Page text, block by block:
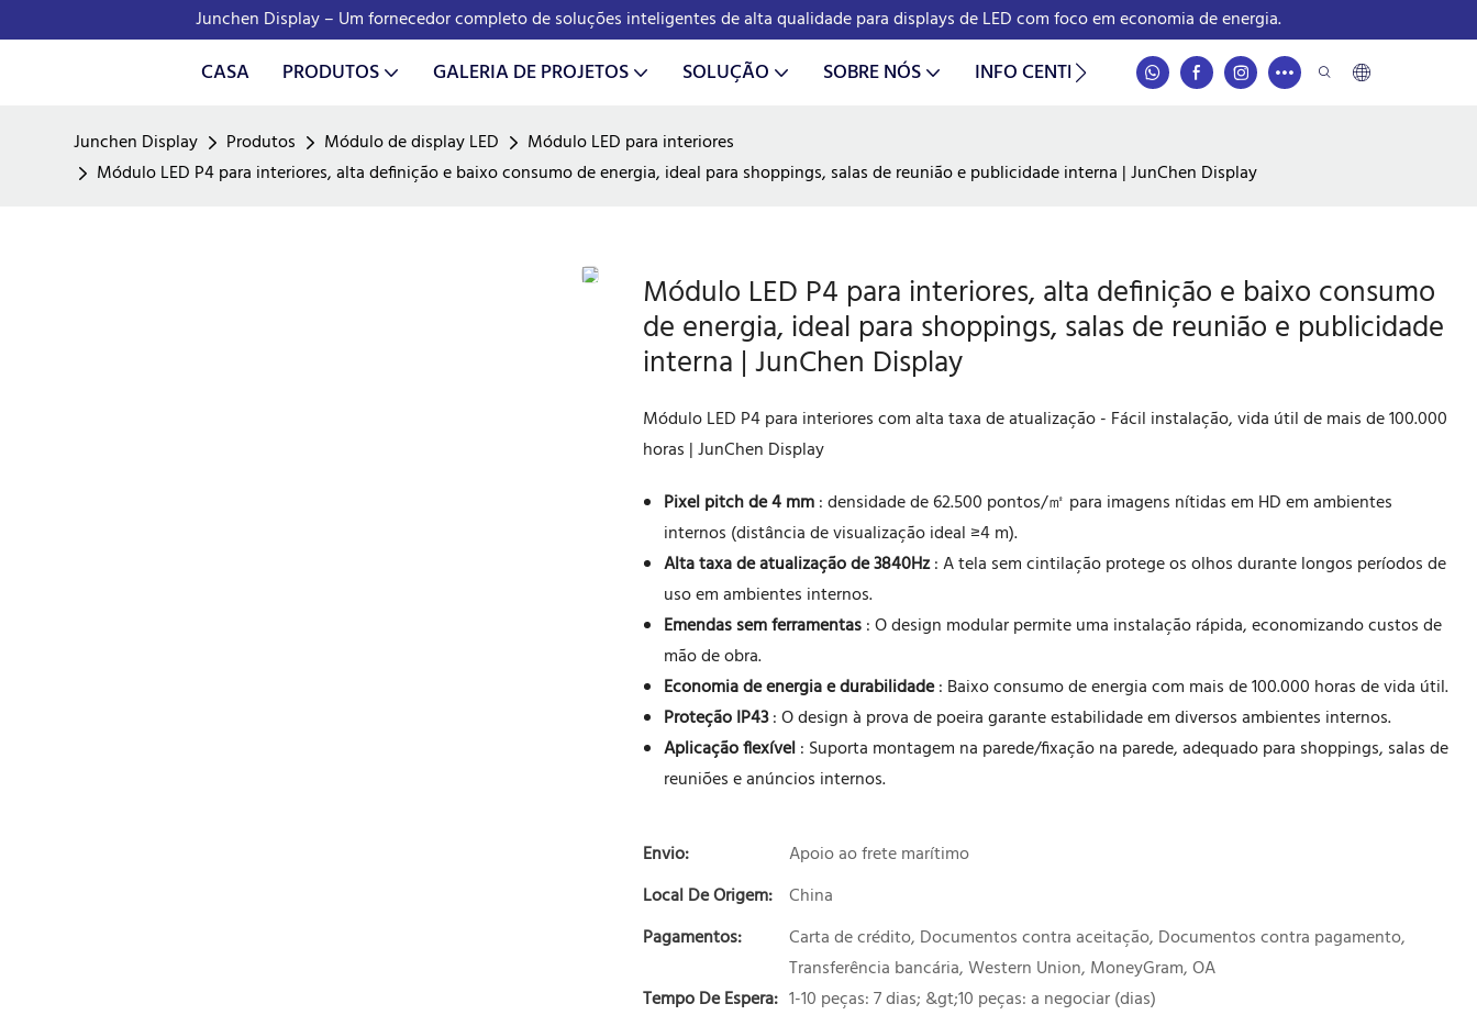
Junchen Display – Um fornecedor completo de soluções inteligentes de alta qualidade para displays de LED com foco em economia de energia.
CASA PRODUTOS GALERIA DE PROJETOS SOLUÇÃO SOBRE NÓS INFO CENTER CONTATO
Junchen Display Produtos Módulo de display LED
Módulo LED para interiores
Módulo LED P4 para interiores, alta definição e baixo consumo de energia, ideal para shoppings, salas de reunião e publicidade interna | JunChen Display
Módulo LED P4 para interiores, alta definição e baixo consumo
de energia, ideal para shoppings, salas de reunião e publicidade
interna | JunChen Display
Módulo LED P4 para interiores com alta taxa de atualização - Fácil instalação, vida útil de mais de 100.000
horas | JunChen Display
Pixel pitch de 4 mm: densidade de 62.500 pontos/㎡ para imagens nítidas em HD em ambientes
internos (distância de visualização ideal ≥4 m).
Alta taxa de atualização de 3840Hz: A tela sem cintilação protege os olhos durante longos períodos de
uso em ambientes internos.
Emendas sem ferramentas: O design modular permite uma instalação rápida, economizando custos de
mão de obra.
Economia de energia e durabilidade: Baixo consumo de energia com mais de 100.000 horas de vida útil.
Proteção IP43: O design à prova de poeira garante estabilidade em diversos ambientes internos.
Aplicação flexível: Suporta montagem na parede/fixação na parede, adequado para shoppings, salas de
reuniões e anúncios internos.
Envio:
Apoio ao frete marítimo
Local De Origem: China
Pagamentos:
Carta de crédito, Documentos contra aceitação, Documentos contra pagamento,
Transferência bancária, Western Union, MoneyGram, OA
Tempo De Espera: 1-10 peças: 7 dias; &gt;10 peças: a negociar (dias)